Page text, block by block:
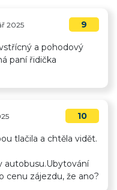
2025
a pohodový
paní řidička
9
tlačila a chtěla vidět.
autobusu.Ubytování
cenu zájezdu, že ano?
10